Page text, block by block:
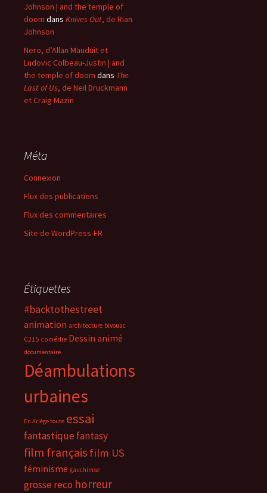
Johnson | and the temple of
doom dans Knives Out, de Rian
Johnson
Nero, d’Allan Mauduit et
Ludovic Colbeau-Justin | and
the temple of doom dans The
Last of Us, de Neil Druckmann
et Craig Mazin
Méta
Connexion
Flux des publications
Flux des commentaires
Site de WordPress-FR
Étiquettes
#backtothestreet
animation architecture bivouac
C215 comédie Dessin animé
documentaire
Déambulations
urbaines
En Ariège toute essai
fantastiquefantasy
film français film US
féminisme gauchimse
grosse reco horreur